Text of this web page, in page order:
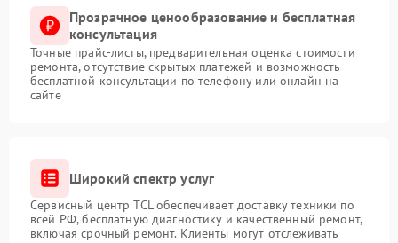
Прозрачное ценообразование и бесплатная
консультация
Точные прайс-листы, предварительная оценка стоимости
ремонта, отсутствие скрытых платежей и возможность
бесплатной консультации по телефону или онлайн на
сайте
Широкий спектр услуг
Сервисный центр TCL обеспечивает доставку техники по
всей РФ, бесплатную диагностику и качественный ремонт,
включая срочный ремонт. Клиенты могут отслеживать